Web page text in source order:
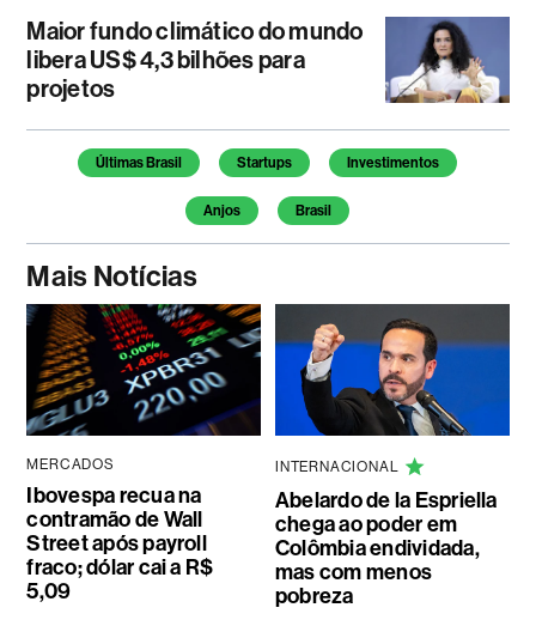
Maior fundo climático do mundo
libera US$ 4,3 bilhões para
projetos
Temas deste artigo
Últimas Brasil Startups Investimentos
Anjos Brasil
Mais Notícias
MERCADOS
Ibovespa recua na
contramão de Wall
Street após payroll
fraco; dólar cai a R$
5,09
INTERNACIONAL
Abelardo de la Espriella
chega ao poder em
Colômbia endividada,
mas com menos
pobreza